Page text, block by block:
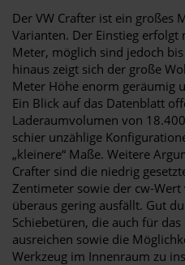
Der VW Crafter ist ein großes
Varianten. Der Einstieg
Meter, möglich sind jedoch
hinaus zeigt sich der große
Meter Höhe enorm geräumig
Ein Blick auf das Datenblatt
Laderaumvolumen von
schier unzählige
„kleinere“ Maße. Weitere
Crafter sind die niedrig
Zentimeter sowie der cw-
überaus gering ausfällt. Gut
Schiebetüren, die auch für
ausreichen sowie die
Werkzeug im Innenraum zu